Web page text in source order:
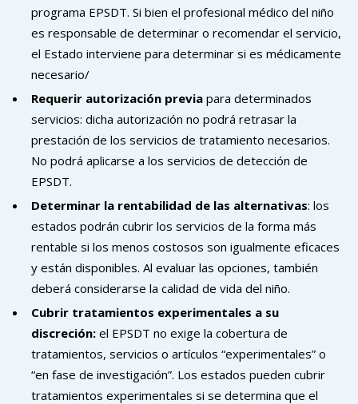
programa EPSDT. Si bien el profesional médico del niño
es responsable de determinar o recomendar el servicio,
el Estado interviene para determinar si es médicamente
necesario/
Requerir autorización previa para determinados
servicios: dicha autorización no podrá retrasar la
prestación de los servicios de tratamiento necesarios.
No podrá aplicarse a los servicios de detección de
EPSDT.
Determinar la rentabilidad de las alternativas: los
estados podrán cubrir los servicios de la forma más
rentable si los menos costosos son igualmente eficaces
y están disponibles. Al evaluar las opciones, también
deberá considerarse la calidad de vida del niño.
Cubrir tratamientos experimentales a su
discreción: el EPSDT no exige la cobertura de
tratamientos, servicios o artículos “experimentales” o
“en fase de investigación”. Los estados pueden cubrir
tratamientos experimentales si se determina que el